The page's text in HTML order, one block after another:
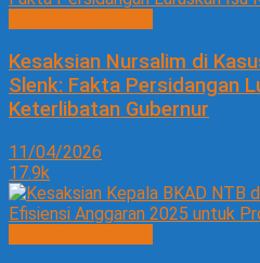
Kesaksian Nursalim di
Slenk: Fakta Persidangan
Keterlibatan Gubernur
11/04/2026
17.9k